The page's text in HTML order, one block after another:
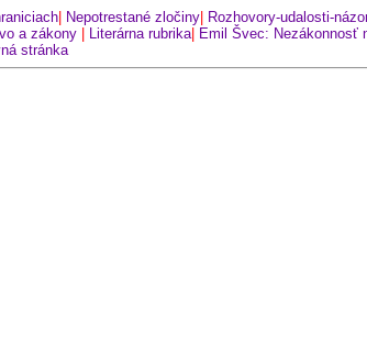
| Nepotrestané zločiny| Rozhovory-udalosti-
a zákony Literárna rubrika| Emil Švec: Nezákonnosť
stránka